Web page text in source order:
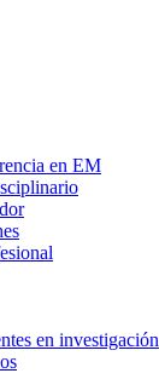
en EM
en investigación